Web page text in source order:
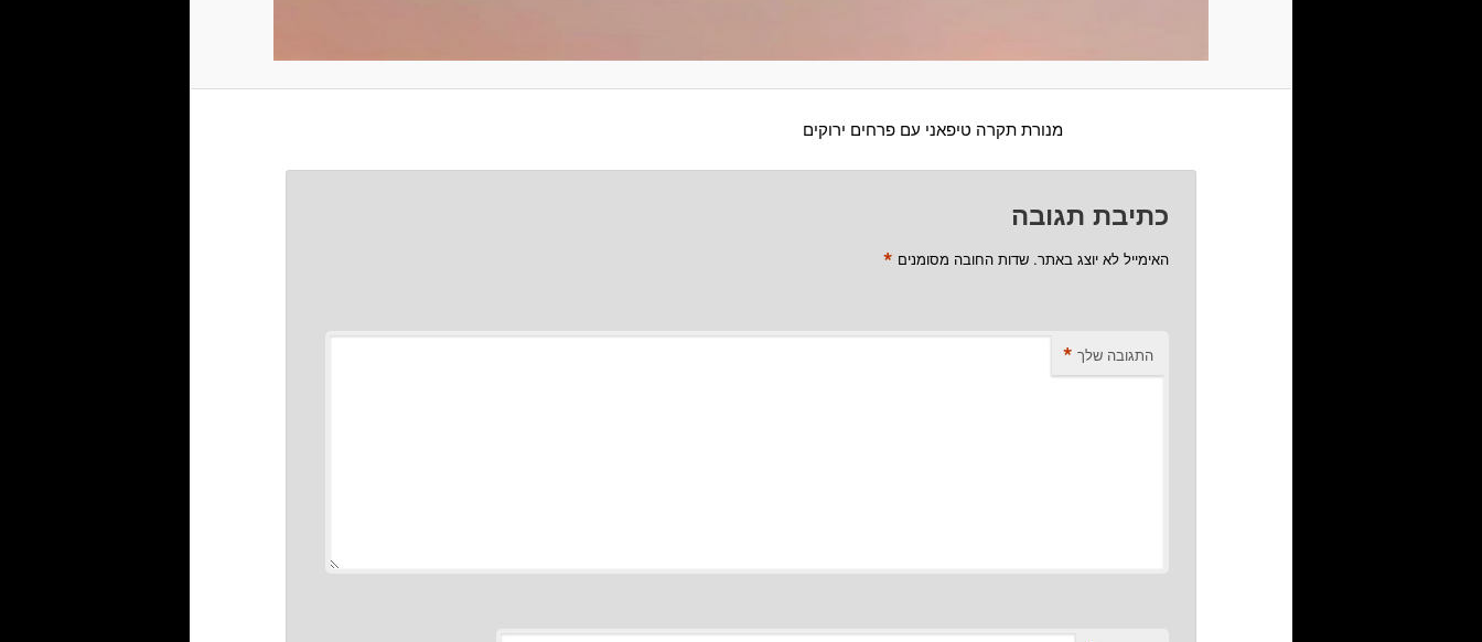
מנורת תקרה טיפאני עם פרחים ירוקים
כתיבת תגובה
האימייל לא יוצג באתר. שדות החובה מסומנים *
התגובה שלך *